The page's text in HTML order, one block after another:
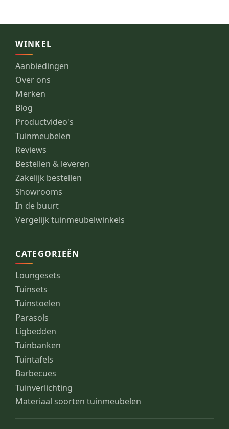
WINKEL
Aanbiedingen
Over ons
Merken
Blog
Productvideo's
Tuinmeubelen
Reviews
Bestellen & leveren
Zakelijk bestellen
Showrooms
In de buurt
Vergelijk tuinmeubelwinkels
CATEGORIEËN
Loungesets
Tuinsets
Tuinstoelen
Parasols
Ligbedden
Tuinbanken
Tuintafels
Barbecues
Tuinverlichting
Materiaal soorten tuinmeubelen